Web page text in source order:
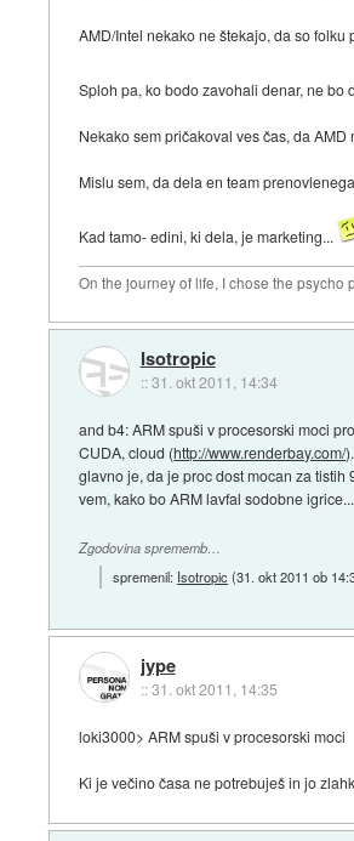
AMD/Intel nekako ne štekajo, da so
Sploh pa, ko bodo zavohali denar, ne bo
Nekako sem pričakoval ves čas, da
Mislu sem, da dela en team
Kad tamo- edini, ki dela, je marketing...
On the journey of life, I chose the psycho
Isotropic
::31. okt 2011, 14:34
and b4: ARM spuši v procesorski moci
CUDA, cloud (http://www.renderbay.com/)
glavno je, da je proc dost mocan za
vem, kako bo ARM lavfal sodobne
Zgodovina sprememb…
spremenil: Isotropic (31. okt 2011 ob
jype
::31. okt 2011, 14:35
loki3000> ARM spuši v procesorski moci
Ki je večino časa ne potrebuješ in jo